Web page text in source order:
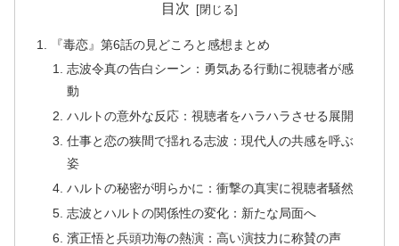
目次
『毒恋』第6話の見どころと感想まとめ
志波令真の告白シーン：勇気ある行動に視聴者が感
動
ハルトの意外な反応：視聴者をハラハラさせる展開
仕事と恋の狭間で揺れる志波：現代人の共感を呼ぶ
姿
ハルトの秘密が明らかに：衝撃の真実に視聴者騒然
志波とハルトの関係性の変化：新たな局面へ
濱正悟と兵頭功海の熱演：高い演技力に称賛の声